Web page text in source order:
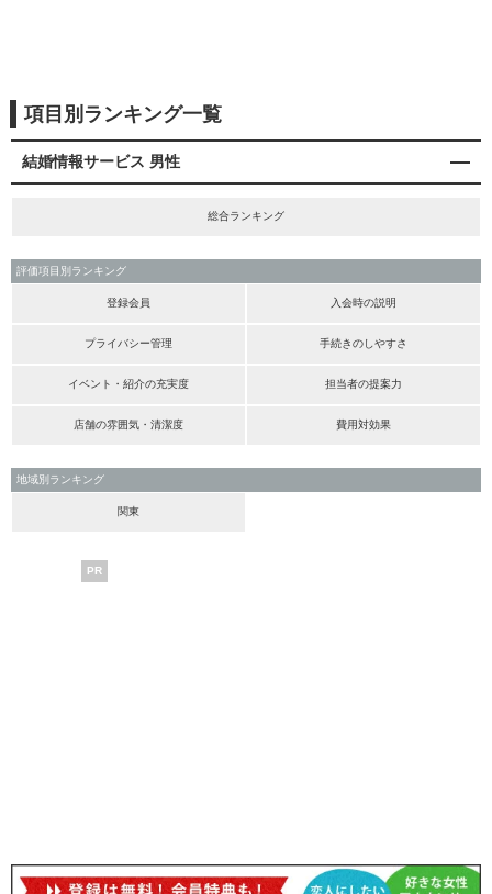
項目別ランキング一覧
結婚情報サービス 男性
総合ランキング
評価項目別ランキング
登録会員 入会時の説明
プライバシー管理 手続きのしやすさ
イベント・紹介の充実度 担当者の提案力
店舗の雰囲気・清潔度 費用対効果
地域別ランキング
関東
PR